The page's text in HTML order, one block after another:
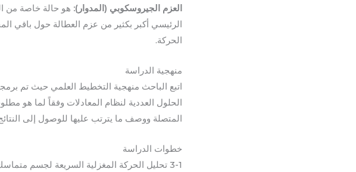
العزم الجيروسكوبي (المدوار): هو حالة خاصة من
الرئيسي أكبر بكثير من عزم العطالة حول باقي
الحركة.
منهجية الدراسة
اتبع الباحث منهجية التخطيط العلمي حيث تم
الحلول العددية لنظام المعادلات وفقاً لما هو
المتصلة ووصف ما يترتب عليها للوصول إلى
خطوات الدراسة
3-1 تحليل الحركة المغزلية السريعة لجسم متماسك في وجود العزم الجيروسكوبي :